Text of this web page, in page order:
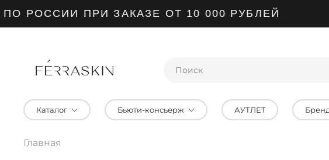
РОССИИ ПРИ ЗАКАЗЕ ОТ 10 000 РУБЛЕЙ
Каталог Бьюти-консьерж АУТЛЕТ
Главная